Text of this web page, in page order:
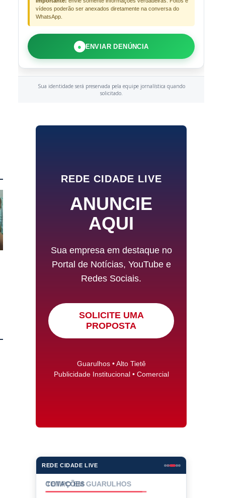
vídeos poderão ser anexados diretamente na conversa do
WhatsApp.
● ENVIAR DENÚNCIA
Sua identidade será preservada pela equipe jornalística quando
solicitado.
REDE CIDADE LIVE
ANUNCIE
AQUI
Sua empresa em destaque no
Portal de Notícias, YouTube e
Redes Sociais.
SOLICITE UMA
PROPOSTA
Guarulhos • Alto Tietê
Publicidade Institucional • Comercial
REDE CIDADE LIVE
COTAÇÕES